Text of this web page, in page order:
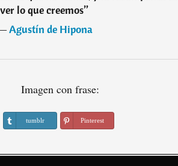
ver lo que creemos”
Agustín de Hipona
Imagen con frase:
tumblr Pinterest